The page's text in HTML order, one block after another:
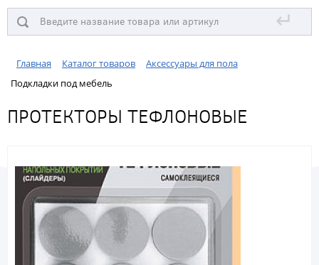
↵
Главная Каталог товаров
Аксессуары для пола
Подкладки под мебель
ПРОТЕКТОРЫ ТЕФЛОНОВЫЕ